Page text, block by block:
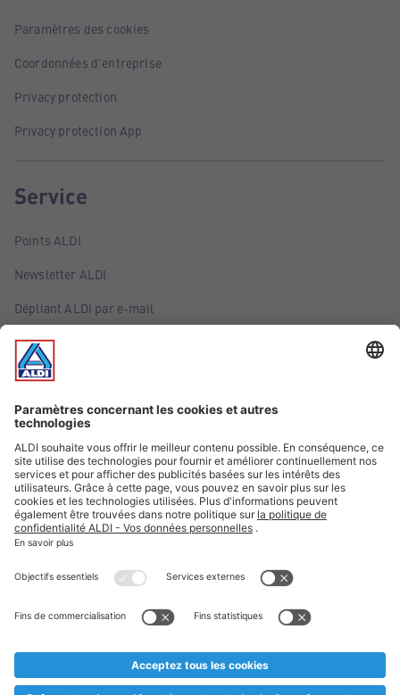
Paramètres des cookies
Coordonnées d'entreprise
Privacy protection
Privacy protection App
Service
Points ALDI
Newsletter ALDI
Dépliant ALDI par e-mail
Offres
Infos essentielles
Suivez ALDI Belgique
Textes marqués d'un astérisque et mentions légales
* Nous vendons ces articles temporairement et jusqu'à
au cas où, malgré le planning bien étudié, nous serions
prématurément en rupture de stock. Prix Recupel et TVA incl.
** Sur ce site, l’utilisation de la forme masculine a été adoptée